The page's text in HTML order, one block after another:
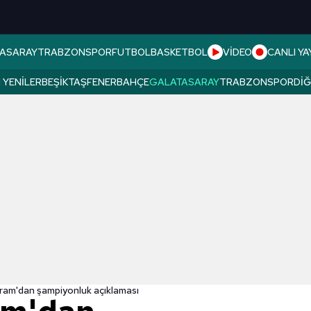
TRABZONSPORFUTBOLBASKETBOL VİDEO CANLI
YENILERBEŞIKTAŞFENERBAHÇEGALATASARAYTRABZONSPOR
şampiyonluk açıklaması